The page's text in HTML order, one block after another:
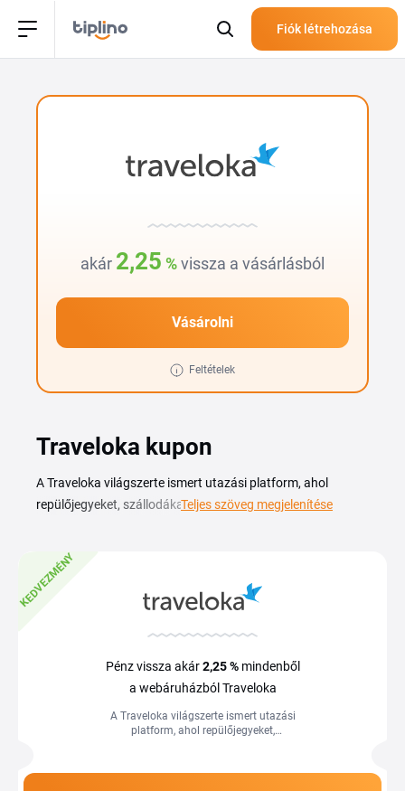
Fiók létrehozása
akár 2,25 %vissza a vásárlásból
Vásárolni
Feltételek
Traveloka kupon
A Traveloka világszerte ismert utazási platform, ahol
repülőjegyeket, szállodákat és élményeket foglalhatsz
utazásodat, legyen szó hétvégi városlátogatásról, családi
nyaralásról vagy üzleti útról. A platform globális kínálata
több millió szállást és számos légitársaság járatát fedi le. A
Traveloka kupon és aktuális kedvezmények között
eljutsz az utazásod megerősítéséig.
Teljes szöveg megjelenítése
KEDVEZMÉNY
Pénz vissza akár2,25 %mindenből
a webáruházból Traveloka
A Traveloka világszerte ismert utazási
platform, ahol repülőjegyeket,
kuponkód...